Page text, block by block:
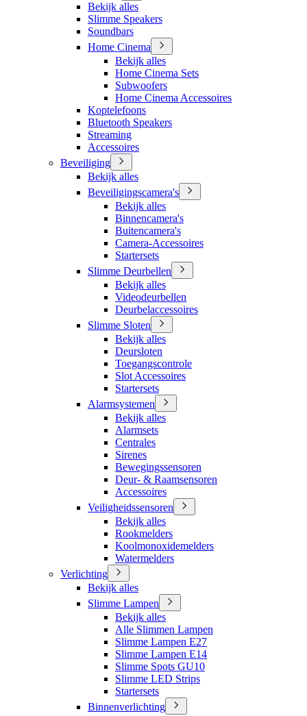
Bekijk alles
Slimme Speakers
Soundbars
Home Cinema
Bekijk alles
Home Cinema Sets
Subwoofers
Home Cinema Accessoires
Koptelefoons
Bluetooth Speakers
Streaming
Accessoires
Beveiliging
Bekijk alles
Beveiligingscamera's
Bekijk alles
Binnencamera's
Buitencamera's
Camera-Accessoires
Startersets
Slimme Deurbellen
Bekijk alles
Videodeurbellen
Deurbelaccessoires
Slimme Sloten
Bekijk alles
Deursloten
Toegangscontrole
Slot Accessoires
Startersets
Alarmsystemen
Bekijk alles
Alarmsets
Centrales
Sirenes
Bewegingssensoren
Deur- & Raamsensoren
Accessoires
Veiligheidssensoren
Bekijk alles
Rookmelders
Koolmonoxidemelders
Watermelders
Verlichting
Bekijk alles
Slimme Lampen
Bekijk alles
Alle Slimmen Lampen
Slimme Lampen E27
Slimme Lampen E14
Slimme Spots GU10
Slimme LED Strips
Startersets
Binnenverlichting